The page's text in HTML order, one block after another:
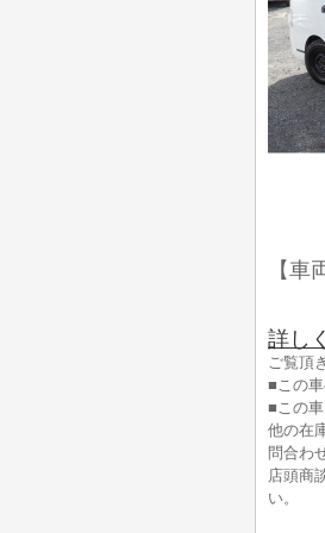
【車
詳し
ご覧頂
■この
■この
他の在
問合わ
店頭商
い。